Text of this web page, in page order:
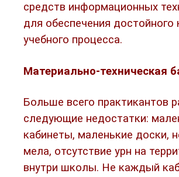
средств информационных
для обеспечения достойного
учебного процесса.
Материально-техническая
Больше всего практикантов
следующие недостатки:
кабинеты, маленькие доски,
мела, отсутствие урн на
внутри школы. Не каждый